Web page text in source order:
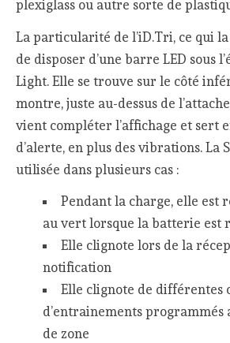
plexiglass ou autre sorte de
La particularité de l’iD.Tri, ce qui la
de disposer d’une barre LED sous
Light. Elle se trouve sur le côté
montre, juste au-dessus de
vient compléter l’affichage et sert
d’alerte, en plus des vibrations. La
utilisée dans plusieurs cas :
Pendant la charge, elle est
au vert lorsque la batterie est
Elle clignote lors de la
notification
Elle clignote de différentes
d’entrainements programmés
de zone